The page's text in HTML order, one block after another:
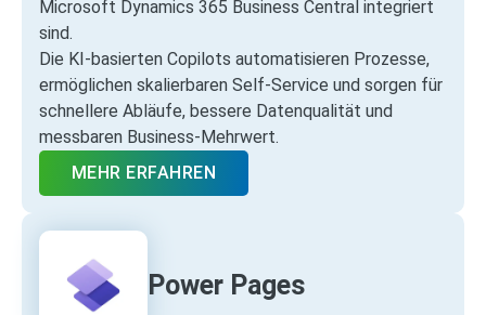
Microsoft Dynamics 365 Business Central integriert
sind.
Die KI‑basierten Copilots automatisieren Prozesse,
ermöglichen skalierbaren Self‑Service und sorgen für
schnellere Abläufe, bessere Datenqualität und
messbaren Business‑Mehrwert.
MEHR ERFAHREN
Power Pages